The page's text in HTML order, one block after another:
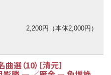
2,200円（本体2,000円）
選（10）［清元］